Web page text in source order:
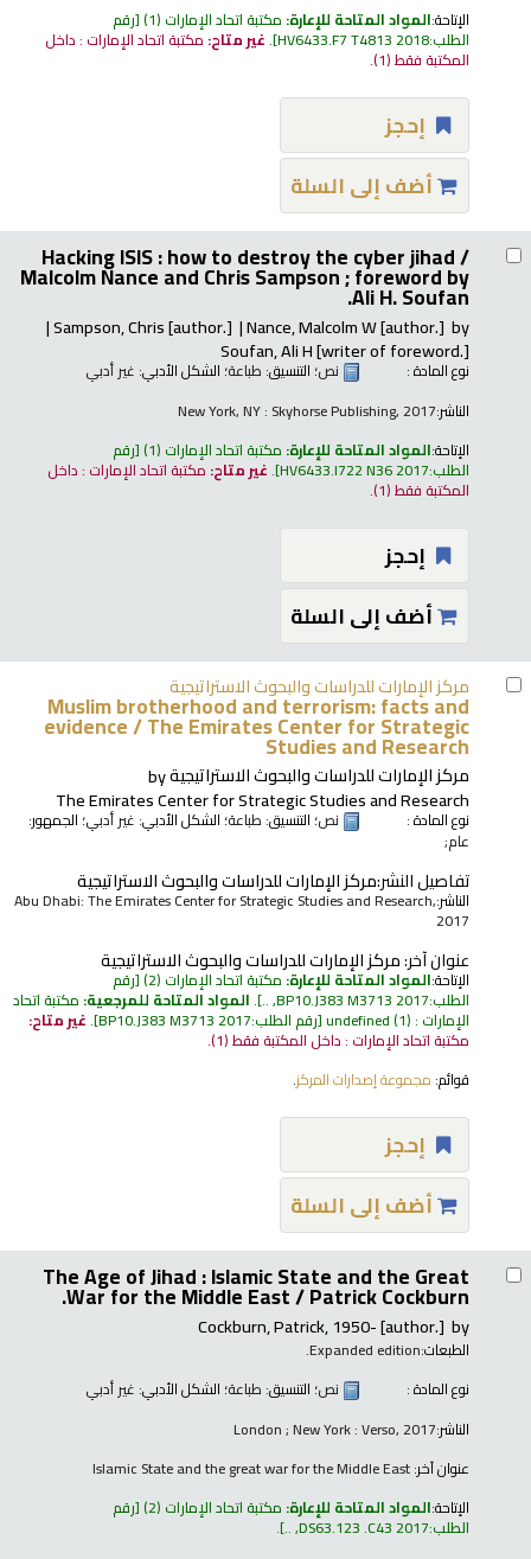
الإتاحة:المواد المتاحة للإعارة: مكتبة اتحاد الإمارات (1) رقم
الطلب:HV6433.F7 T4813 2018
.غير متاح: مكتبة اتحاد الإمارات : داخل
المكتبة فقط(1).
إحجز
أضف إلى السلة
Hacking ISIS : how to destroy the cyber jihad /
Malcolm Nance and Chris Sampson ; foreword by
Ali H. Soufan.
by
Nance, Malcolm W[author.]
Sampson, Chris[author.]
Soufan, Ali H[writer of foreword.]
نوع المادة : نص؛ التنسيق: طباعة؛ الشكل الأدبي: غير أدبي
الناشر:New York, NY : Skyhorse Publishing, 2017
الإتاحة:المواد المتاحة للإعارة: مكتبة اتحاد الإمارات (1) رقم
الطلب:HV6433.I722 N36 2017
.غير متاح: مكتبة اتحاد الإمارات : داخل
المكتبة فقط(1).
إحجز
أضف إلى السلة
مركز الإمارات للدراسات والبحوث الاستراتيجية
Muslim brotherhood and terrorism: facts and
evidence /The Emirates Center for Strategic
Studies and Research
مركز الإمارات للدراسات والبحوث الاستراتيجيةby
The Emirates Center for Strategic Studies and Research
نوع المادة : نص؛ التنسيق: طباعة؛ الشكل الأدبي: غير أدبي؛ الجمهور:
عام;
تفاصيل النشر:مركز الإمارات للدراسات والبحوث الاستراتيجية
الناشر:Abu Dhabi: The Emirates Center for Strategic Studies and Research,
2017
عنوان آخر:مركز الإمارات للدراسات والبحوث الاستراتيجية
الإتاحة:المواد المتاحة للإعارة:مكتبة اتحاد الإمارات (2) رقم
الطلب:BP10.J383 M3713 2017, ..
.المواد المتاحة للمرجعية: مكتبة اتحاد
الإمارات : undefined(1) رقم الطلب:BP10.J383 M3713 2017
.غير متاح:
مكتبة اتحاد الإمارات : داخل المكتبة فقط(1).
قوائم: مجموعة إصدارات المركز.
إحجز
أضف إلى السلة
The Age of Jihad : Islamic State and the Great
War for the Middle East /Patrick Cockburn.
by
Cockburn, Patrick, 1950-[author.]
الطبعات:Expanded edition.
نوع المادة :
نص؛ التنسيق: طباعة؛ الشكل الأدبي: غير أدبي
الناشر:London ; New York : Verso, 2017
عنوان آخر:Islamic State and the great war for the Middle East
الإتاحة:المواد المتاحة للإعارة: مكتبة اتحاد الإمارات (2) رقم
الطلب:DS63.123 .C43 2017, ..
.